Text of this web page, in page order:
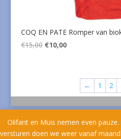
Olifant en Muis nemen even
versturen doen we weer vanaf
COQ EN PATE Romper van
€15,00 Oorspronkelijke
€10,00Huidige
€10,00.
← 1 2